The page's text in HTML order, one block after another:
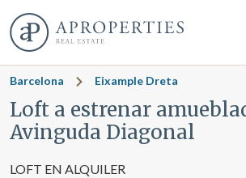
Barcelona Eixample Dreta
Loft a estrenar
Avinguda Diagonal
LOFT EN ALQUILER